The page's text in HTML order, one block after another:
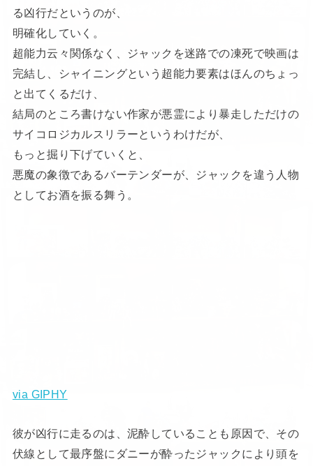
る凶行だというのが、
明確化していく。
超能力云々関係なく、ジャックを迷路での凍死で映画は
完結し、シャイニングという超能力要素はほんのちょっ
と出てくるだけ、
結局のところ書けない作家が悪霊により暴走しただけの
サイコロジカルスリラーというわけだが、
もっと掘り下げていくと、
悪魔の象徴であるバーテンダーが、ジャックを違う人物
としてお酒を振る舞う。
via GIPHY
彼が凶行に走るのは、泥酔していることも原因で、その
伏線として最序盤にダニーが酔ったジャックにより頭を